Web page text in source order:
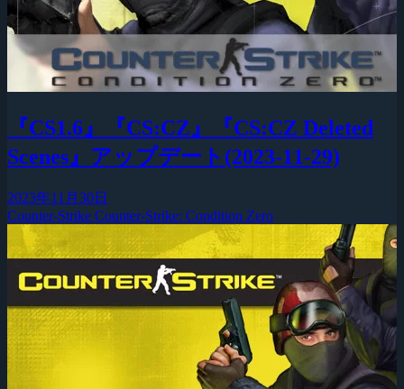
『CS1.6』『CS:CZ』『CS:CZ Deleted
Scenes』アップデート(2023-11-29)
2023年11月30日
Counter-Strike Counter-Strike: Condition Zero